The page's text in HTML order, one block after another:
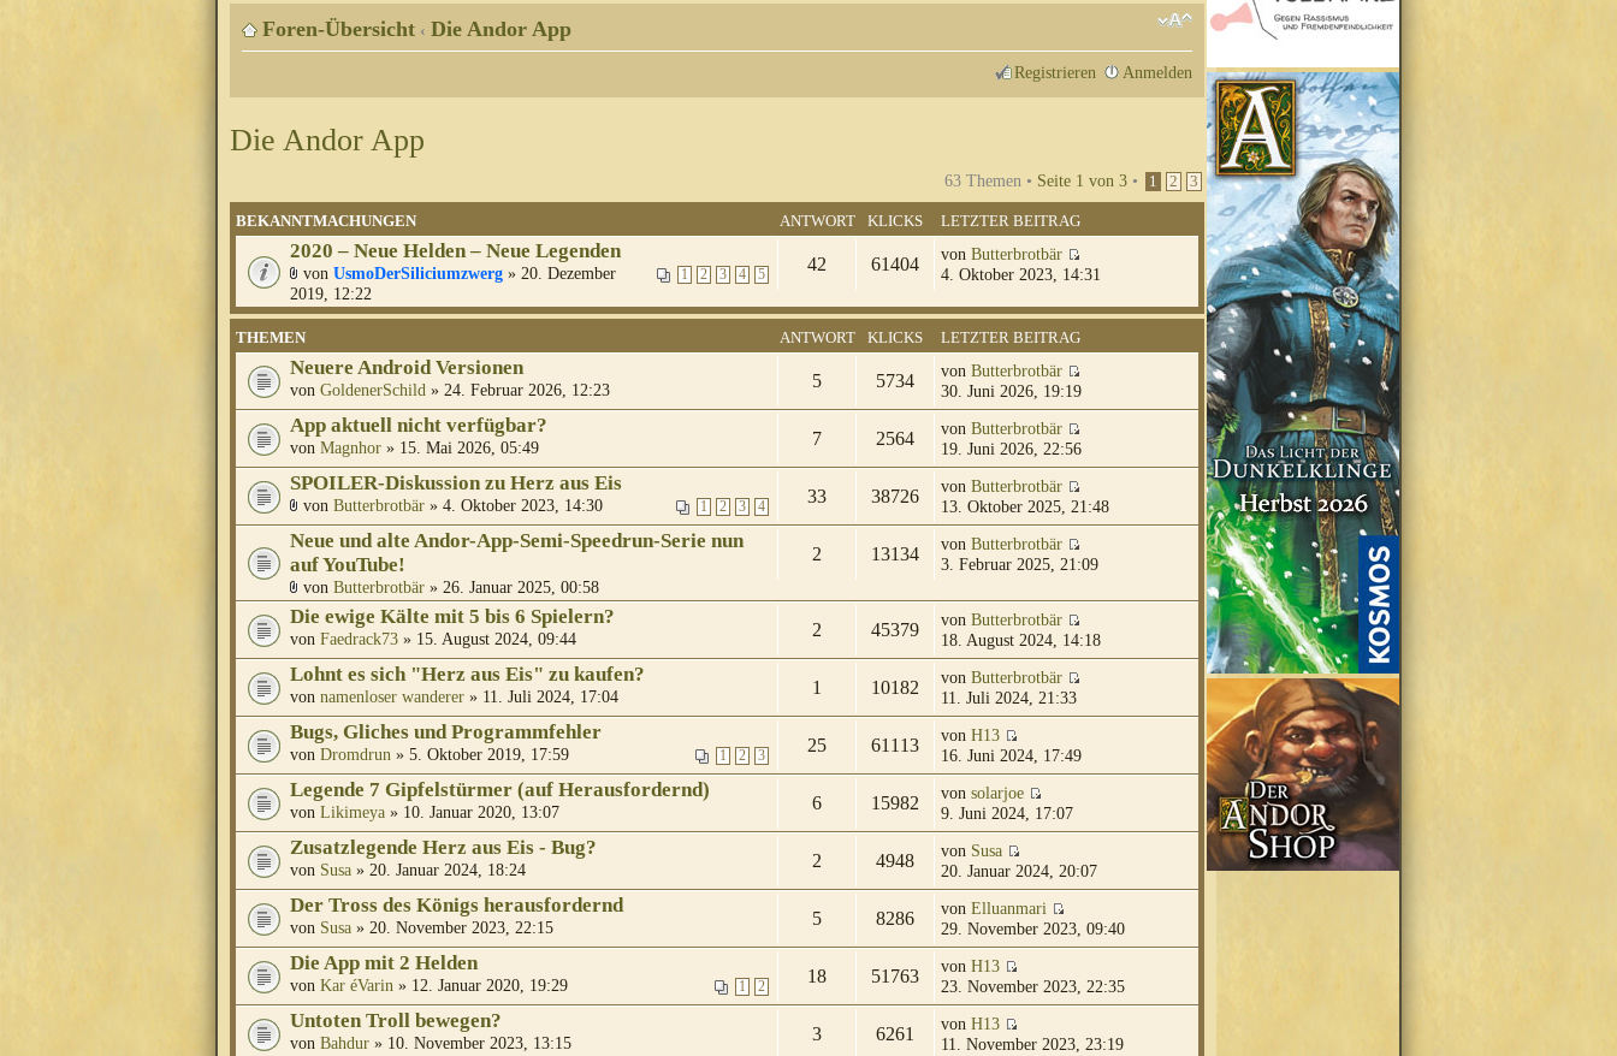
Foren-Übersicht ‹ Die Andor App
Registrieren Anmelden
Die Andor App
63 Themen • Seite 1 von 3 • 1 2 3
BEKANNTMACHUNGEN ANTWORT KLICKS LETZTER BEITRAG
2020 – Neue Helden – Neue Legenden
1 2 3 4 5
von UsmoDerSiliciumzwerg » 20. Dezember
2019, 12:22
42 61404 von Butterbrotbär
4. Oktober 2023, 14:31
THEMEN ANTWORT KLICKS LETZTER BEITRAG
Neuere Android Versionen
von GoldenerSchild » 24. Februar 2026, 12:23 5 5734 von Butterbrotbär
30. Juni 2026, 19:19
App aktuell nicht verfügbar?
von Magnhor » 15. Mai 2026, 05:49 7 2564 von Butterbrotbär
19. Juni 2026, 22:56
SPOILER-Diskussion zu Herz aus Eis
1 2 3 4
von Butterbrotbär » 4. Oktober 2023, 14:30 33 38726 von Butterbrotbär
13. Oktober 2025, 21:48
Neue und alte Andor-App-Semi-Speedrun-Serie nun
auf YouTube!
von Butterbrotbär » 26. Januar 2025, 00:58
2 13134 von Butterbrotbär
3. Februar 2025, 21:09
Die ewige Kälte mit 5 bis 6 Spielern?
von Faedrack73 » 15. August 2024, 09:44 2 45379 von Butterbrotbär
18. August 2024, 14:18
Lohnt es sich "Herz aus Eis" zu kaufen?
von namenloser wanderer » 11. Juli 2024, 17:04 1 10182 von Butterbrotbär
11. Juli 2024, 21:33
Bugs, Gliches und Programmfehler
1 2 3
von Dromdrun » 5. Oktober 2019, 17:59 25 61113 von H13
16. Juni 2024, 17:49
Legende 7 Gipfelstürmer (auf Herausfordernd)
von Likimeya » 10. Januar 2020, 13:07 6 15982 von solarjoe
9. Juni 2024, 17:07
Zusatzlegende Herz aus Eis - Bug?
von Susa » 20. Januar 2024, 18:24 2 4948 von Susa
20. Januar 2024, 20:07
Der Tross des Königs herausfordernd
von Susa » 20. November 2023, 22:15 5 8286 von Elluanmari
29. November 2023, 09:40
Die App mit 2 Helden
1 2
von Kar éVarin » 12. Januar 2020, 19:29 18 51763 von H13
23. November 2023, 22:35
Untoten Troll bewegen?
von Bahdur » 10. November 2023, 13:15 3 6261 von H13
11. November 2023, 23:19